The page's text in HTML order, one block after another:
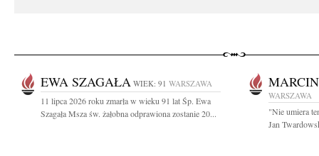
EWA SZAGAŁA WIEK: 91 WARSZAWA
11 lipca 2026 roku zmarła w wieku 91 lat Śp. Ewa
Szagała Msza św. żałobna odprawiona zostanie 20...
WARSZAWA
"Nie umiera
Jan